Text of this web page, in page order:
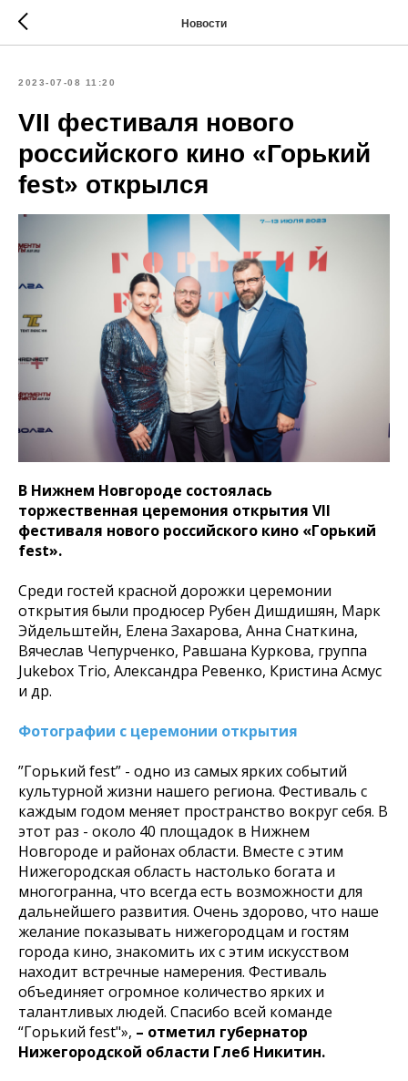
Новости
2023-07-08 11:20
VII фестиваля нового
российского кино «Горький
fest» открылся
В Нижнем Новгороде состоялась
торжественная церемония открытия VII
фестиваля нового российского кино «Горький
fest».
Среди гостей красной дорожки церемонии
открытия были продюсер Рубен Дишдишян, Марк
Эйдельштейн, Елена Захарова, Анна Снаткина,
Вячеслав Чепурченко, Равшана Куркова, группа
Jukebox Trio, Александра Ревенко, Кристина Асмус
и др.
Фотографии с церемонии открытия
”Горький fest” - одно из самых ярких событий
культурной жизни нашего региона. Фестиваль с
каждым годом меняет пространство вокруг себя. В
этот раз - около 40 площадок в Нижнем
Новгороде и районах области. Вместе с этим
Нижегородская область настолько богата и
многогранна, что всегда есть возможности для
дальнейшего развития. Очень здорово, что наше
желание показывать нижегородцам и гостям
города кино, знакомить их с этим искусством
находит встречные намерения. Фестиваль
объединяет огромное количество ярких и
талантливых людей. Спасибо всей команде
“Горький fest"», – отметил губернатор
Нижегородской области Глеб Никитин.